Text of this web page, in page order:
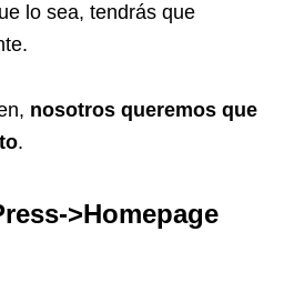
lo sea, tendrás que
nosotros queremos que
.
>Homepage